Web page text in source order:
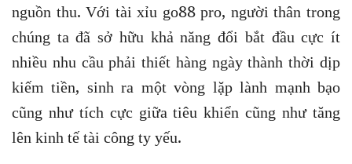
nguồn thu. Với tài xỉu go88 pro, người thân trong
chúng ta đã sở hữu khả năng đổi bắt đầu cực ít
nhiều nhu cầu phải thiết hàng ngày thành thời dịp
kiếm tiền, sinh ra một vòng lặp lành mạnh bạo
cũng như tích cực giữa tiêu khiển cũng như tăng
lên kinh tế tài công ty yếu.